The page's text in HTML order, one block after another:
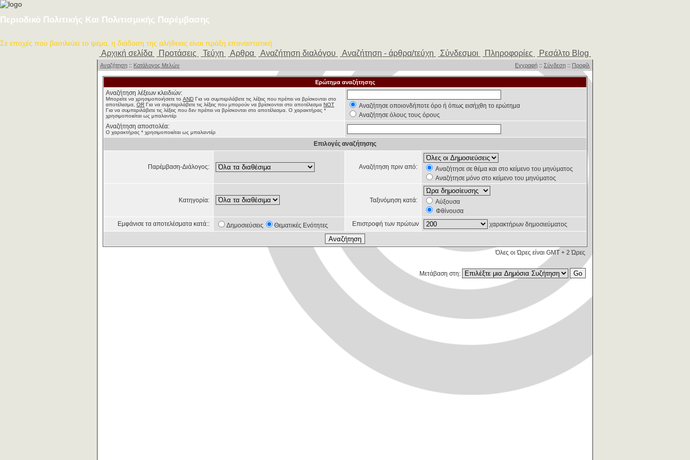
Περιοδικό Πολιτικής Και Πολιτισμικής Παρέμβασης
Σε εποχές που βασιλεύει το ψέμα, η διάδοση της αλήθειας είναι πράξη επαναστατική
Αρχική σελίδα Προτάσεις Τεύχη Αρθρα Αναζήτηση διαλόγου Αναζήτηση - άρθρα/τεύχη Σύνδεσμοι Πληροφορίες Ρεσάλτο Blog
Αναζήτηση :: Κατάλογος Μελών Εγγραφή :: Σύνδεση :: Προφίλ
Ερώτημα αναζήτησης
Αναζήτηση λέξεων κλειδιών:
Μπορείτε να χρησιμοποιήσετε το AND Για να συμπεριλάβετε τις λέξεις που πρέπει να βρίσκονται στο
αποτέλεσμα, OR Για να συμπεριλάβετε τις λέξεις που μπορούν να βρίσκονται στο αποτέλεσμα NOT
Για να συμπεριλάβετε τις λέξεις που δεν πρέπει να βρίσκονται στο αποτέλεσμα. Ο χαρακτήρας *
χρησιμοποιείται ως μπαλαντέρ
Αναζήτησε οποιονδήποτε όρο ή όπως εισήχθη το ερώτημα
Αναζήτησε όλους τους όρους
Αναζήτηση αποστολέα:
Ο χαρακτήρας * χρησιμοποιείται ως μπαλαντέρ
Επιλογές αναζήτησης
Παρέμβαση-Διάλογος: Αναζήτηση πριν από:
Αναζήτησε σε θέμα και στο κείμενο του μηνύματος
Αναζήτησε μόνο στο κείμενο του μηνύματος
Κατηγορία: Ταξινόμηση κατά:
Αύξουσα
Φθίνουσα
Εμφάνισε τα αποτελέσματα κατά:: Δημοσιεύσεις Θεματικές Ενότητες Επιστροφή των πρώτων χαρακτήρων δημοσιεύματος
Όλες οι Ώρες είναι GMT + 2 Ώρες
Μετάβαση στη: